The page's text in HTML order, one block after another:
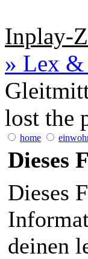
Inplay-
» Lex &
lost the
home
Dieses
Dieses
deinen